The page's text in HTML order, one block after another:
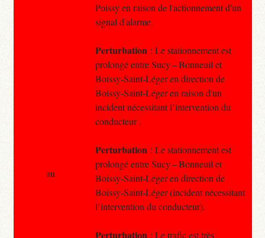
Poissy en raison de l'actionnement d'un
signal d'alarme.
Perturbation : Le stationnement est
prolongé entre Sucy – Bonneuil et
Boissy-Saint-Léger en direction de
Boissy-Saint-Léger en raison d'un
incident nécessitant l’intervention du
conducteur .
Perturbation : Le stationnement est
prolongé entre Sucy – Bonneuil et
Boissy-Saint-Léger en direction de
Boissy-Saint-Léger (incident nécessitant
l’intervention du conducteur).
Perturbation : Le trafic est très
au